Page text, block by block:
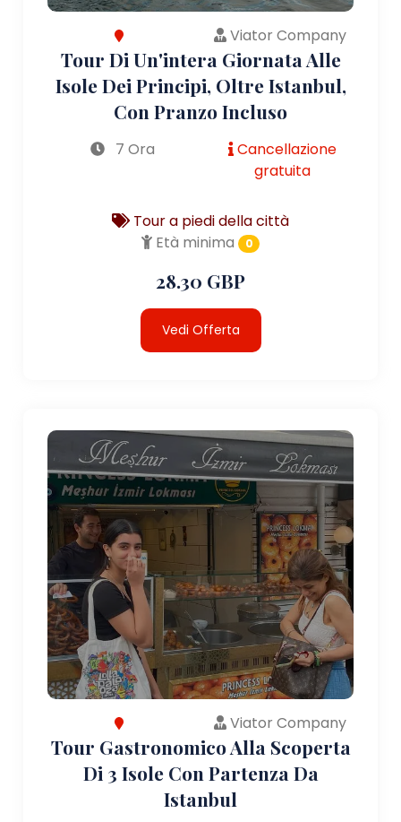
Viator Company
Tour Di Un'intera Giornata Alle
Isole Dei Principi, Oltre Istanbul,
Con Pranzo Incluso
7 Ora
Cancellazione
gratuita
Tour a piedi della città
Età minima
0
28.30 GBP
Vedi Offerta
Viator Company
Tour Gastronomico Alla Scoperta
Di 3 Isole Con Partenza Da
Istanbul